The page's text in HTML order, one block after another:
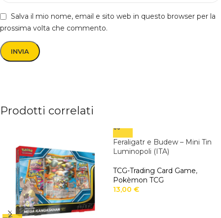
Salva il mio nome, email e sito web in questo browser per la
prossima volta che commento.
Prodotti correlati
Feraligatr e Budew – Mini Tin
Luminopoli (ITA)
TCG-Trading Card Game,
Pokèmon TCG
13,00 €